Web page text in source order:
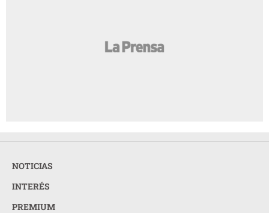
NOTICIAS
INTERÉS
PREMIUM